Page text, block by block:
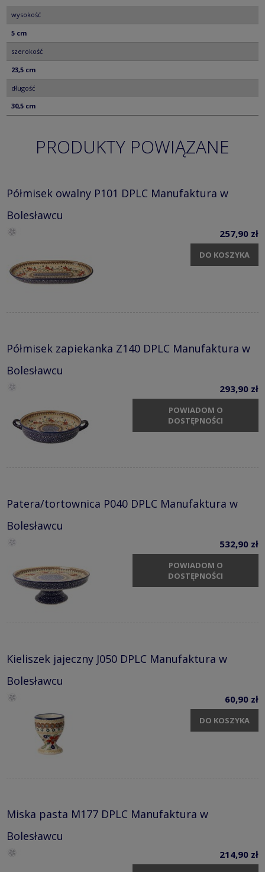
wysokość
5 cm
szerokość
23,5 cm
długość
30,5 cm
PRODUKTY POWIĄZANE
Półmisek owalny P101 DPLC Manufaktura w
Bolesławcu
257,90 zł
DO KOSZYKA
Półmisek zapiekanka Z140 DPLC Manufaktura w
Bolesławcu
293,90 zł
POWIADOM O
DOSTĘPNOŚCI
Patera/tortownica P040 DPLC Manufaktura w
Bolesławcu
532,90 zł
POWIADOM O
DOSTĘPNOŚCI
Kieliszek jajeczny J050 DPLC Manufaktura w
Bolesławcu
60,90 zł
DO KOSZYKA
Miska pasta M177 DPLC Manufaktura w
Bolesławcu
214,90 zł